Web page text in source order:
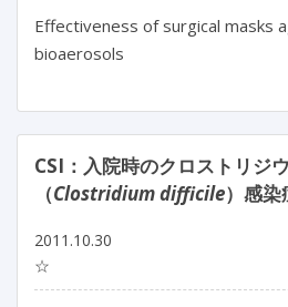
Effectiveness of surgical masks
bioaerosols
CSI：入院時のクロストリジ
（Clostridium difficile）感
2011.10.30
☆